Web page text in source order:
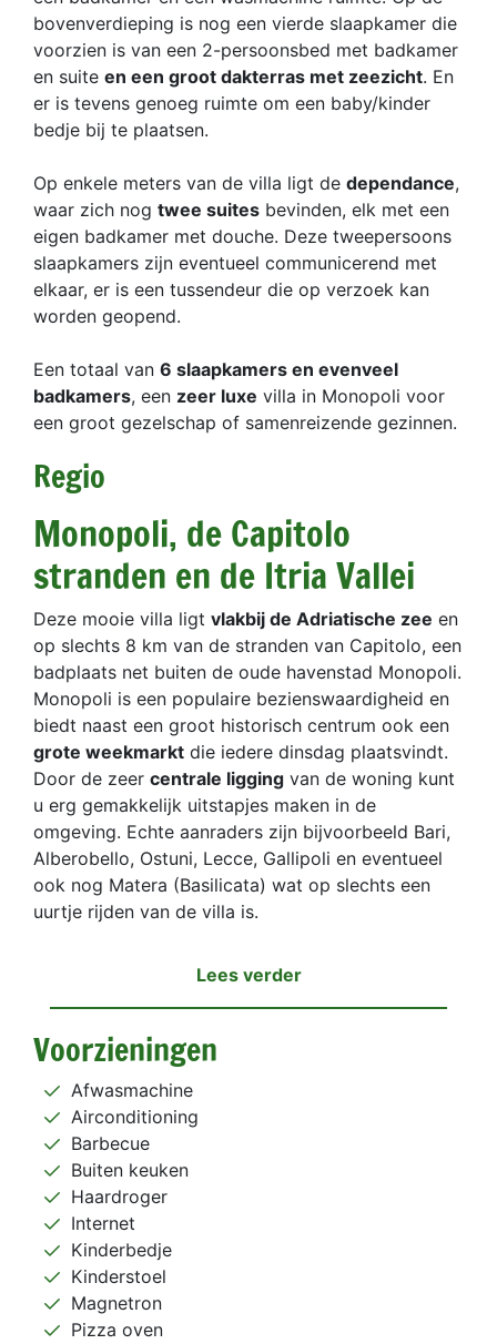
bovenverdieping is nog een vierde slaapkamer die
voorzien is van een 2-persoonsbed met badkamer
en suite en een groot dakterras met zeezicht. En
er is tevens genoeg ruimte om een baby/kinder
bedje bij te plaatsen.
Op enkele meters van de villa ligt de dependance,
waar zich nog twee suites bevinden, elk met een
eigen badkamer met douche. Deze tweepersoons
slaapkamers zijn eventueel communicerend met
elkaar, er is een tussendeur die op verzoek kan
worden geopend.
Een totaal van 6 slaapkamers en evenveel
badkamers, een zeer luxe villa in Monopoli voor
een groot gezelschap of samenreizende gezinnen.
Regio
Monopoli, de Capitolo
stranden en de Itria Vallei
Deze mooie villa ligt vlakbij de Adriatische zee en
op slechts 8 km van de stranden van Capitolo, een
badplaats net buiten de oude havenstad Monopoli.
Monopoli is een populaire bezienswaardigheid en
biedt naast een groot historisch centrum ook een
grote weekmarkt die iedere dinsdag plaatsvindt.
Door de zeer centrale ligging van de woning kunt
u erg gemakkelijk uitstapjes maken in de
omgeving. Echte aanraders zijn bijvoorbeeld Bari,
Alberobello, Ostuni, Lecce, Gallipoli en eventueel
ook nog Matera (Basilicata) wat op slechts een
uurtje rijden van de villa is.
Lees verder
Voorzieningen
Afwasmachine
Airconditioning
Barbecue
Buiten keuken
Haardroger
Internet
Kinderbedje
Kinderstoel
Magnetron
Pizza oven